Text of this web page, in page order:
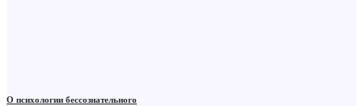
О психологии бессознательного